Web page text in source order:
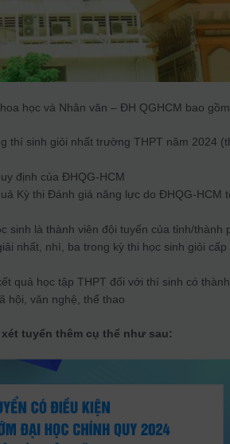
học và Nhân văn – ĐH QGHCM bao
thí sinh giỏi nhất trường THPT năm 2024
định của ĐHQG-HCM
Kỳ thi Đánh giá năng lực do ĐHQG-HCM
sinh là thành viên đội tuyển của tỉnh/thành
nhất, nhì, ba trong kỳ thi học sinh giỏi cấp
quả học tập THPT đối với thí sinh có thành
hội, văn nghệ, thể thao
tuyển thêm cụ thể như sau: